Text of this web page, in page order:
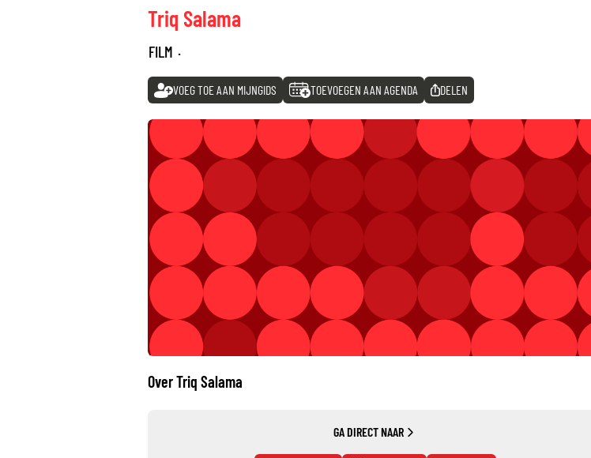
Triq Salama
FILM ·
VOEG TOE AAN MIJNGIDS TOEVOEGEN AAN AGENDA DELEN
Over Triq Salama
GA DIRECT NAAR